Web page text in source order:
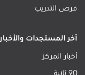
فرص التدريب
آخر المستجدات والأخبار
أخبار المركز